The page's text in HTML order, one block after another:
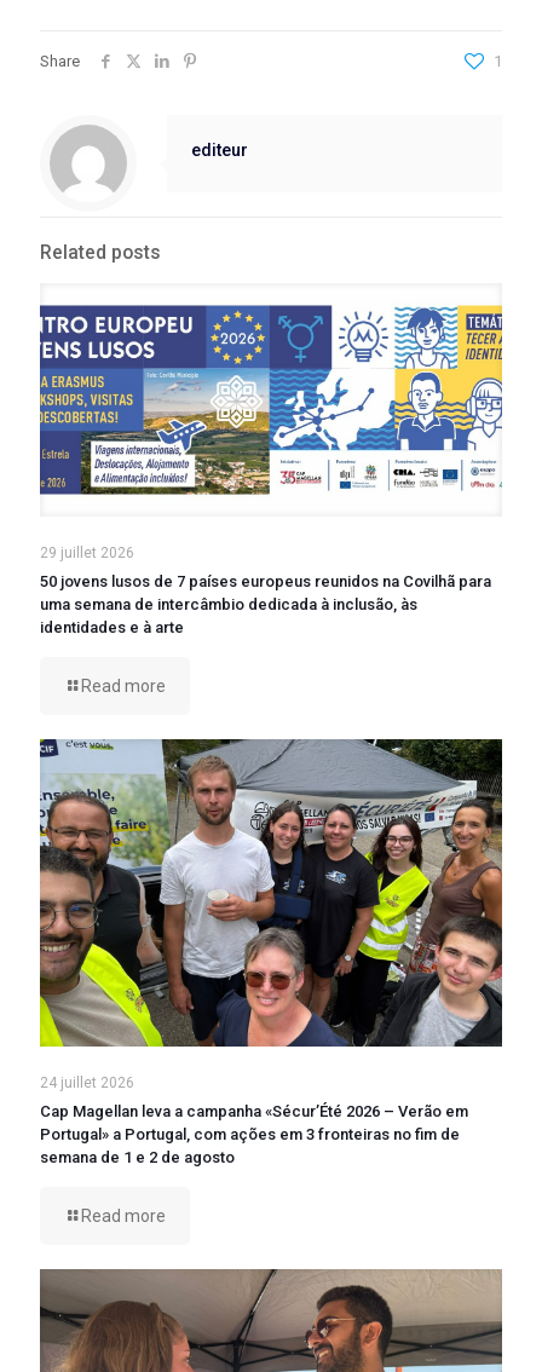
Share 1
editeur
Related posts
29 juillet 2026
50 jovens lusos de 7 países europeus reunidos na Covilhã para
uma semana de intercâmbio dedicada à inclusão, às
identidades e à arte
Read more
24 juillet 2026
Cap Magellan leva a campanha «Sécur’Été 2026 – Verão em
Portugal» a Portugal, com ações em 3 fronteiras no fim de
semana de 1 e 2 de agosto
Read more